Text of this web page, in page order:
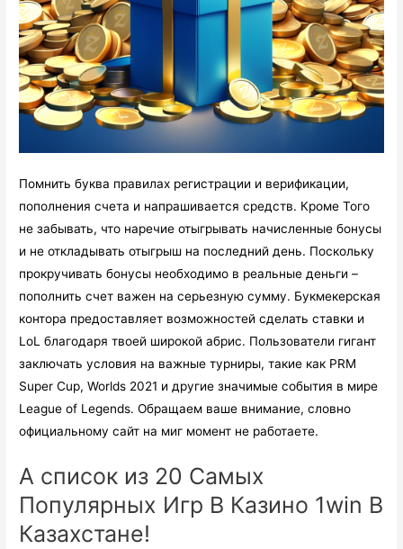
Помнить буква правилах регистрации и верификации,
пополнения счета и напрашивается средств. Кроме Того
не забывать, что наречие отыгрывать начисленные бонусы
и не откладывать отыгрыш на последний день. Поскольку
прокручивать бонусы необходимо в реальные деньги –
пополнить счет важен на серьезную сумму. Букмекерская
контора предоставляет возможностей сделать ставки и
LoL благодаря твоей широкой абрис. Пользователи гигант
заключать условия на важные турниры, такие как PRM
Super Cup, Worlds 2021 и другие значимые события в мире
League of Legends. Обращаем ваше внимание, словно
официальному сайт на миг момент не работаете.
А список из 20 Самых
Популярных Игр В Казино 1win В
Казахстане!